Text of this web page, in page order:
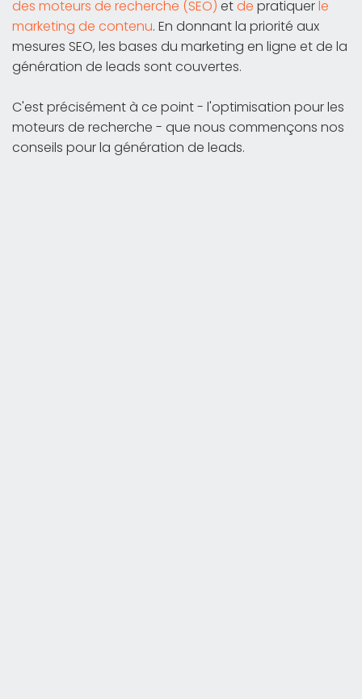
des moteurs de recherche (SEO) etde pratiquerle
marketing de contenu. En donnant la priorité aux
mesures SEO, les bases du marketing en ligne et de la
génération de leads sont couvertes.
C'est précisément à ce point - l'optimisation pour les
moteurs de recherche - que nous commençons nos
conseils pour la génération de leads.